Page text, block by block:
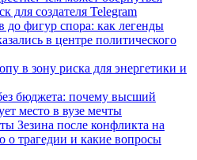
для создателя Telegram
до фигур спора: как легенды
в центре политического
в зону риска для энергетики и
бюджета: почему высший
место в вузе мечты
Зезина после конфликта на
о трагедии и какие вопросы